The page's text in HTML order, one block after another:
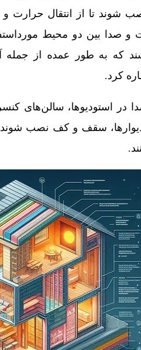
شوند تا از انتقال
و صدا بین دو محیط
که به طور عمده از جمله
کرد.
در استودیوها، سالن‌های
سقف و کف نصب شوند